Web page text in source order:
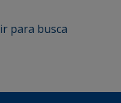
ir para busca